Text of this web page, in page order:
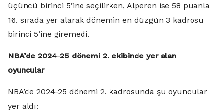
üçüncü birinci 5’ine seçilirken, Alperen ise 58 puanla
16. sırada yer alarak dönemin en düzgün 3 kadrosu
birinci 5’ine giremedi.
NBA’de 2024-25 dönemi 2. ekibinde yer alan
oyuncular
NBA’de 2024-25 dönemi 2. kadrosunda şu oyuncular
yer aldı: